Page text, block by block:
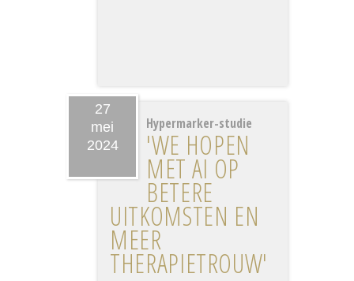
27
mei
2024
Hypermarker-studie
'WE HOPEN
MET AI OP
BETERE
UITKOMSTEN EN
MEER
THERAPIETROUW'